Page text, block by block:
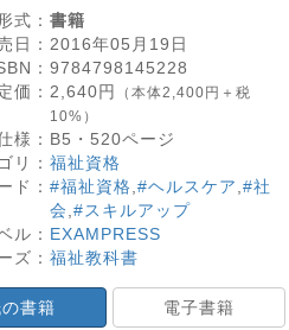
式： 書籍
日： 2016年05月19日
： 9784798145228
価： 2,640円
（本体2,400円＋税
10%）
様： B5・ 520ページ
リ： 福祉資格
ド： #福祉資格 #ヘルスケア #社
会 #スキルアップ
ル： EXAMPRESS
ズ： 福祉教科書
書籍 電子書籍